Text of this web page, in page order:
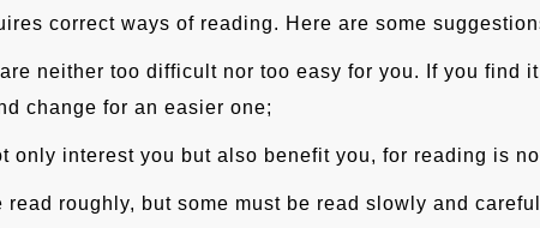
correct ways of reading. Here are some
neither too difficult nor too easy for you. If you find
change for an easier one;
only interest you but also benefit you, for reading is
read roughly, but some must be read slowly and